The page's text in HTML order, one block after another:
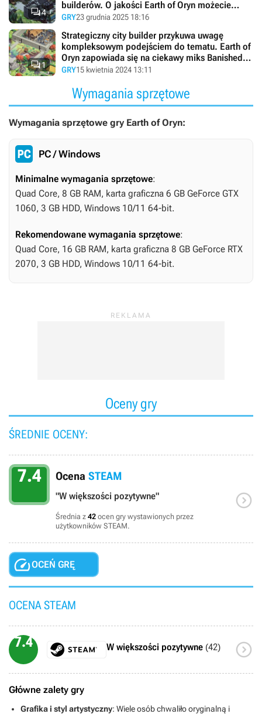
4
builderów. O jakości Earth of Oryn możecie
przekonać się już teraz
GRY23 grudnia 2025 18:16
1
Strategiczny city builder przykuwa uwagę
kompleksowym podejściem do tematu. Earth of
Oryn zapowiada się na ciekawy miks Banished,
RimWorld i Twierdzy
GRY15 kwietnia 2024 13:11
Wymagania sprzętowe
Wymagania sprzętowe gry Earth of Oryn:
PC / Windows
Minimalne wymagania sprzętowe:
Quad Core, 8 GB RAM, karta graficzna 6 GB GeForce GTX
1060, 3 GB HDD, Windows 10/11 64-bit.
Rekomendowane wymagania sprzętowe:
Quad Core, 16 GB RAM, karta graficzna 8 GB GeForce RTX
2070, 3 GB HDD, Windows 10/11 64-bit.
Oceny gry
ŚREDNIE OCENY:
7.4 Ocena STEAM
"W większości pozytywne"
Średnia z 42 ocen gry wystawionych przez
użytkowników STEAM.

OCEŃ GRĘ
OCENA STEAM
7.4 W większości pozytywne (42) 
Główne zalety gry
Grafika i styl artystyczny: Wiele osób chwaliło oryginalną i